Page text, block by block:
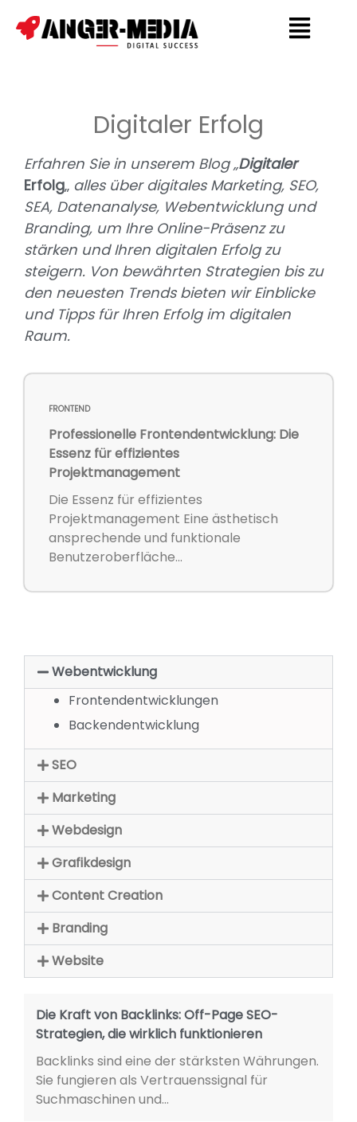
Digitaler Erfolg
Erfahren Sie in unserem Blog „Digitaler
Erfolg„ alles über digitales Marketing, SEO,
SEA, Datenanalyse, Webentwicklung und
Branding, um Ihre Online-Präsenz zu
stärken und Ihren digitalen Erfolg zu
steigern. Von bewährten Strategien bis zu
den neuesten Trends bieten wir Einblicke
und Tipps für Ihren Erfolg im digitalen
Raum.
FRONTEND
Professionelle Frontendentwicklung: Die
Essenz für effizientes
Projektmanagement
Die Essenz für effizientes
Projektmanagement Eine ästhetisch
ansprechende und funktionale
Benutzeroberfläche...
Webentwicklung
Frontendentwicklungen
Backendentwicklung
SEO
Marketing
Webdesign
Grafikdesign
Content Creation
Branding
Website
Die Kraft von Backlinks: Off-Page SEO-
Strategien, die wirklich funktionieren
Backlinks sind eine der stärksten Währungen.
Sie fungieren als Vertrauenssignal für
Suchmaschinen und...